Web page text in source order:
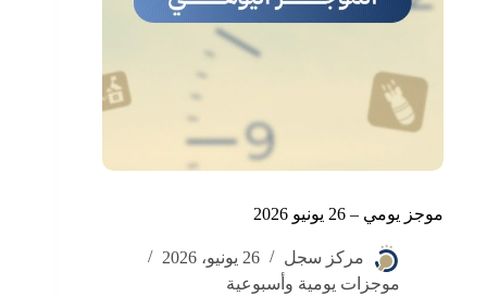
موجز يومي – 26 يونيو 2026
مركز سجل
26 يونيو، 2026
موجزات يومية وأسبوعية